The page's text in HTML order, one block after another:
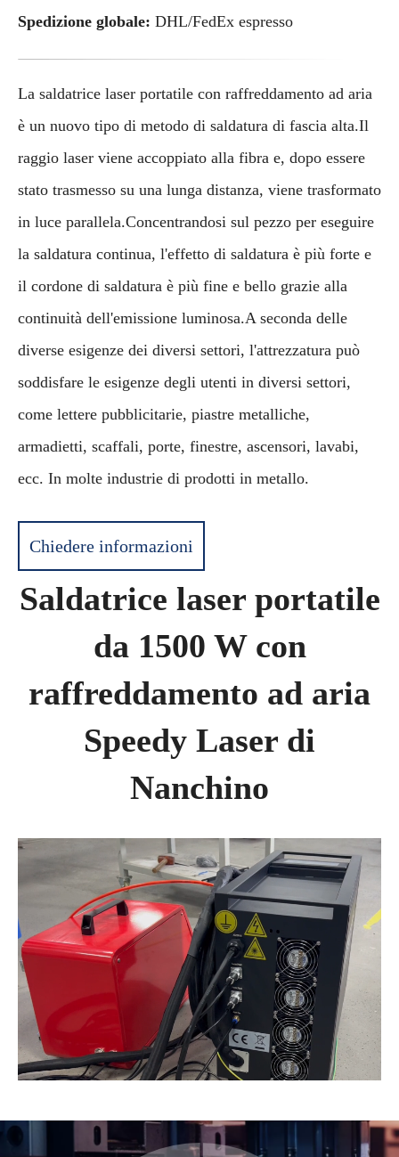
Spedizione globale: DHL/FedEx espresso
La saldatrice laser portatile con raffreddamento ad aria
è un nuovo tipo di metodo di saldatura di fascia alta.Il
raggio laser viene accoppiato alla fibra e, dopo essere
stato trasmesso su una lunga distanza, viene trasformato
in luce parallela.Concentrandosi sul pezzo per eseguire
la saldatura continua, l'effetto di saldatura è più forte e
il cordone di saldatura è più fine e bello grazie alla
continuità dell'emissione luminosa.A seconda delle
diverse esigenze dei diversi settori, l'attrezzatura può
soddisfare le esigenze degli utenti in diversi settori,
come lettere pubblicitarie, piastre metalliche,
armadietti, scaffali, porte, finestre, ascensori, lavabi,
ecc. In molte industrie di prodotti in metallo.
Chiedere informazioni
Saldatrice laser portatile
da 1500 W con
raffreddamento ad aria
Speedy Laser di
Nanchino